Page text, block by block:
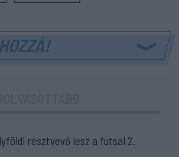
résztvevő lesz a futsal 2.